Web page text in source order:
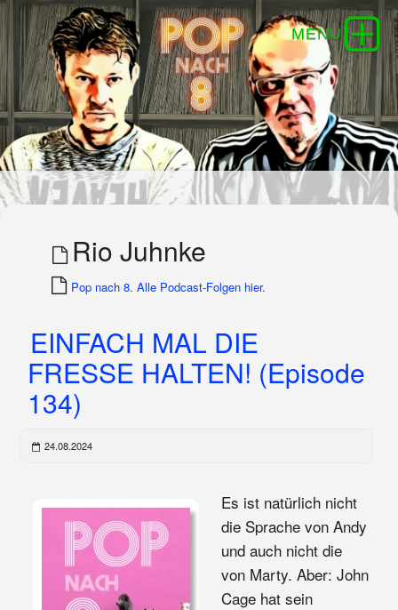
Rio Juhnke
Pop nach 8. Alle Podcast-Folgen hier.
EINFACH MAL DIE
FRESSE HALTEN! (Episode
134)
24.08.2024
Es ist natürlich nicht
die Sprache von Andy
und auch nicht die
von Marty. Aber: John
Cage hat sein